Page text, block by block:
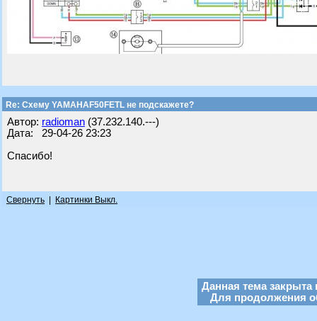
Re: Схему YAMAHAF50FETL не подскажете?
Автор: radioman (37.232.140.---)
Дата: 29-04-26 23:23
Спасибо!
Свернуть Картинки Выкл.
Данная тема закрыта
Для продолжения